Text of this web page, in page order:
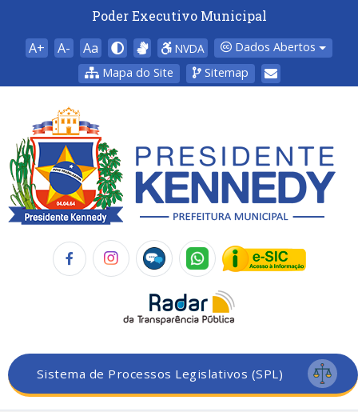
Poder Executivo Municipal
A+ A- Aa NVDA
Dados Abertos
Mapa do Site
Sitemap
Sistema de Processos Legislativos (SPL)